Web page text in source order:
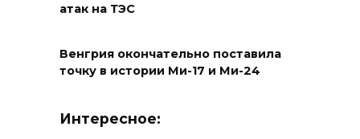
атак на ТЭС
Венгрия окончательно поставила
точку в истории Ми-17 и Ми-24
Интересное: